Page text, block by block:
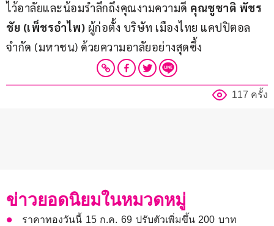
ไว้อาลัยและน้อมรำลึกถึงคุณงามความดี คุณชูชาติ พัชร
ชัย (เพ็ชรอำไพ) ผู้ก่อตั้ง บริษัท เมืองไทย แคปปิตอล
จำกัด (มหาชน) ด้วยความอาลัยอย่างสุดซึ้ง
117 ครั้ง
ข่าวยอดนิยมในหมวดหมู่
ราคาทองวันนี้ 15 ก.ค. 69 ปรับตัวเพิ่มขึ้น 200 บาท